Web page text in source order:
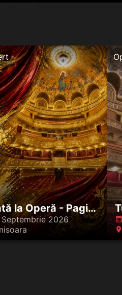
Serată la Operă - Pagini celebre
Septembrie 2026 󰸗
󰍎